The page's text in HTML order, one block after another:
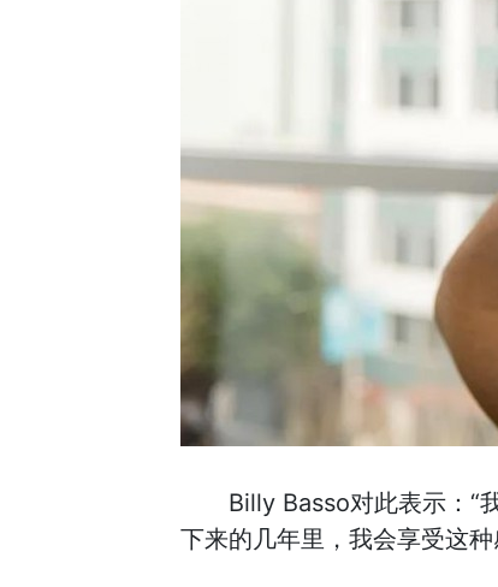
Billy Basso对此表示：“
下来的几年里，我会享受这